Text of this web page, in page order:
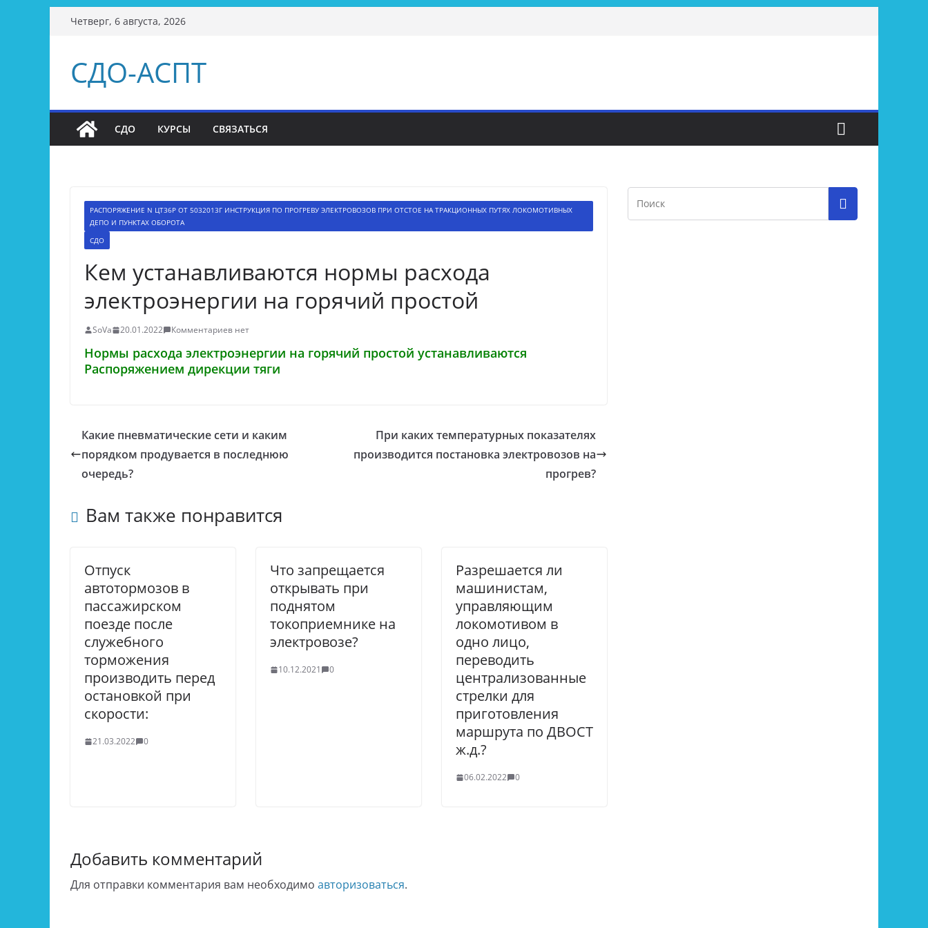
Перейти
Четверг, 6 августа, 2026
СДО-АСПТ
СДО КУРСЫ СВЯЗАТЬСЯ
РАСПОРЯЖЕНИЕ N ЦТ36Р ОТ 5032013Г ИНСТРУКЦИЯ ПО ПРОГРЕВУ ЭЛЕКТРОВОЗОВ ПРИ ОТСТОЕ НА ТРАКЦИОННЫХ ПУТЯХ ЛОКОМОТИВНЫХ
ДЕПО И ПУНКТАХ ОБОРОТА
СДО
Кем устанавливаются нормы расхода
электроэнергии на горячий простой
SoVa 20.01.2022 Комментариев нет
Нормы расхода электроэнергии на горячий простой устанавливаются
Распоряжением дирекции тяги
Какие пневматические сети и каким
порядком продувается в последнюю
очередь?
При каких температурных показателях
производится постановка электровозов на
прогрев?
Вам также понравится
Отпуск
автотормозов в
пассажирском
поезде после
служебного
торможения
производить перед
остановкой при
скорости:
21.03.2022 0
Что запрещается
открывать при
поднятом
токоприемнике на
электровозе?
10.12.2021 0
Разрешается ли
машинистам,
управляющим
локомотивом в
одно лицо,
переводить
централизованные
стрелки для
приготовления
маршрута по ДВОСТ
ж.д.?
06.02.2022 0
Добавить комментарий
Для отправки комментария вам необходимо авторизоваться.